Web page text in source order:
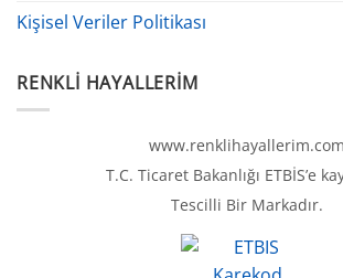
Kişisel Veriler Politikası
RENKLI HAYALLERIM
www.renklihayallerim.com
T.C. Ticaret Bakanlığı ETBİS’e
Tescilli Bir Markadır.